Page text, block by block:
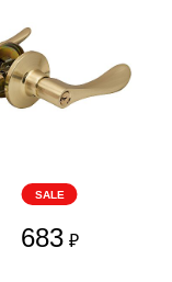
SALE
683 ₽